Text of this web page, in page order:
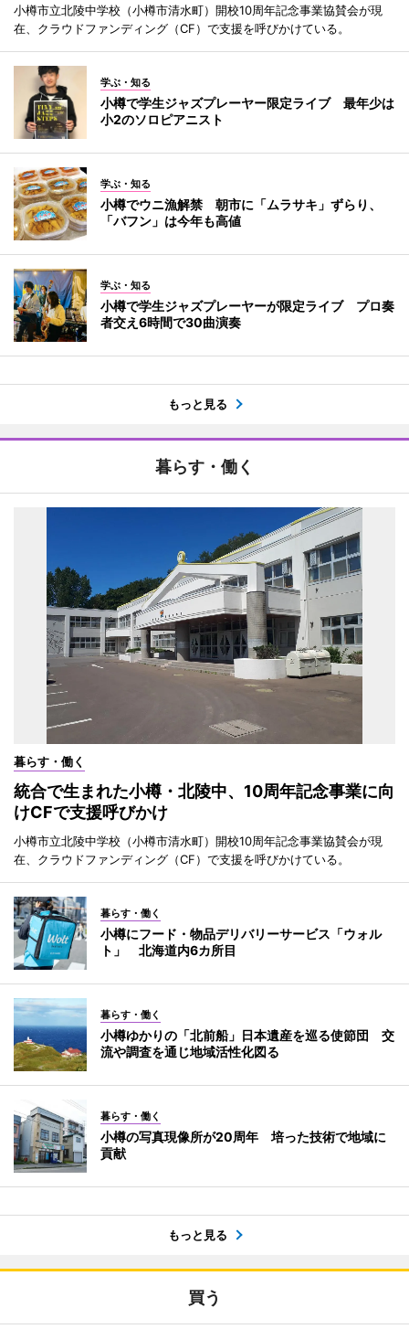
小樽市立北陵中学校（小樽市清水町）開校10周年記念事業協賛会が現
在、クラウドファンディング（CF）で支援を呼びかけている。
学ぶ・知る
小樽で学生ジャズプレーヤー限定ライブ 最年少は
小2のソロピアニスト
学ぶ・知る
小樽でウニ漁解禁 朝市に「ムラサキ」ずらり、
「バフン」は今年も高値
学ぶ・知る
小樽で学生ジャズプレーヤーが限定ライブ プロ奏
者交え6時間で30曲演奏
もっと見る
暮らす・働く
暮らす・働く
統合で生まれた小樽・北陵中、10周年記念事業に向
けCFで支援呼びかけ
小樽市立北陵中学校（小樽市清水町）開校10周年記念事業協賛会が現
在、クラウドファンディング（CF）で支援を呼びかけている。
暮らす・働く
小樽にフード・物品デリバリーサービス「ウォル
ト」 北海道内6カ所目
暮らす・働く
小樽ゆかりの「北前船」日本遺産を巡る使節団 交
流や調査を通じ地域活性化図る
暮らす・働く
小樽の写真現像所が20周年 培った技術で地域に
貢献
もっと見る
買う